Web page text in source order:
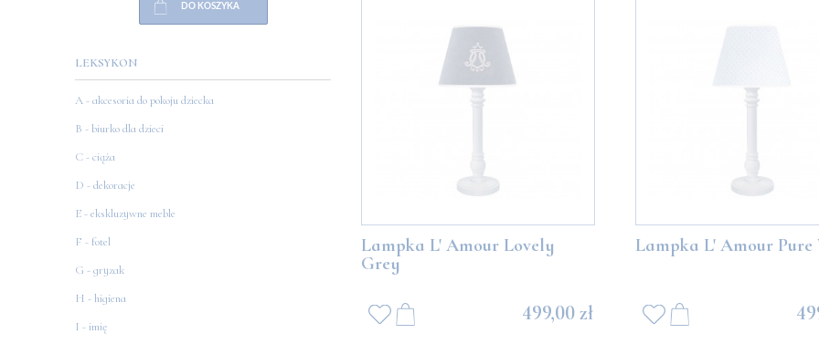
DO KOSZYKA
LEKSYKON
A - akcesoria do pokoju dziecka
B - biurko dla dzieci
C - ciąża
D - dekoracje
E - ekskluzywne meble
F - fotel
G - gryzak
H - higiena
I - imię
Lampka L' Amour Lovely
Grey
499,00 zł
Lampka L' Amour Pure